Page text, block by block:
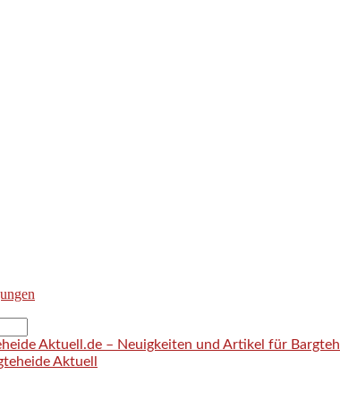
Aktuell.de – Neuigkeiten und Artikel für